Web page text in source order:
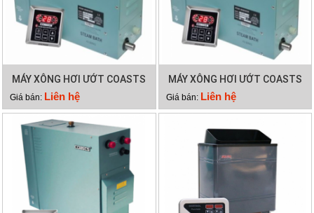
MÁY XÔNG HƠI ƯỚT COASTS
KSA 90
Giá bán: Liên hệ
MÁY XÔNG HƠI ƯỚT COASTS
KSA 60
Giá bán: Liên hệ